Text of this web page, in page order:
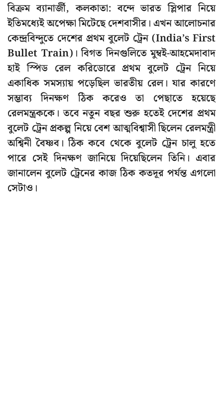
বিক্রম ব্যানার্জী, কলকাতা: বন্দে ভারত স্লিপার নিয়ে
ইতিমধ্যেই অপেক্ষা মিটেছে দেশবাসীর। এখন আলোচনার
কেন্দ্রবিন্দুতে দেশের প্রথম বুলেট ট্রেন (India’s First
Bullet Train)। বিগত দিনগুলিতে মুম্বই-আহমেদাবাদ
হাই স্পিড রেল করিডোরে প্রথম বুলেট ট্রেন নিয়ে
একাধিক সমস্যায় পড়েছিল ভারতীয় রেল। যার কারণে
সম্ভাব্য দিনক্ষণ ঠিক করেও তা পেছাতে হয়েছে
রেলমন্ত্রককে। তবে নতুন বছর শুরু হতেই দেশের প্রথম
বুলেট ট্রেন প্রকল্প নিয়ে বেশ আত্মবিশ্বাসী ছিলেন রেলমন্ত্রী
অশ্বিনী বৈষ্ণব। ঠিক কবে থেকে বুলেট ট্রেন চালু হতে
পারে সেই দিনক্ষণ জানিয়ে দিয়েছিলেন তিনি। এবার
জানালেন বুলেট ট্রেনের কাজ ঠিক কতদূর পর্যন্ত এগলো
সেটাও।